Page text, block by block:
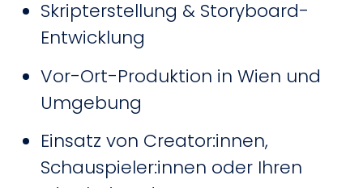
Skripterstellung & Storyboard-
Entwicklung
Vor-Ort-Produktion in Wien und
Umgebung
Einsatz von Creator:innen,
Schauspieler:innen oder Ihren